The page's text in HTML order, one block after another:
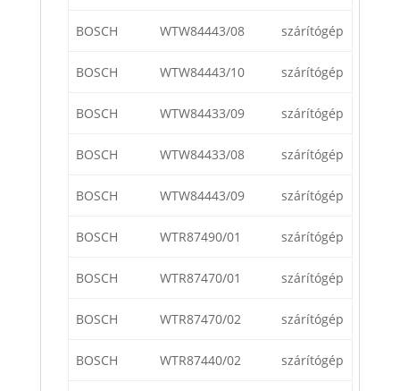
BOSCH WTW84443/08 szárítógép
BOSCH WTW84443/10 szárítógép
BOSCH WTW84433/09 szárítógép
BOSCH WTW84433/08 szárítógép
BOSCH WTW84443/09 szárítógép
BOSCH WTR87490/01 szárítógép
BOSCH WTR87470/01 szárítógép
BOSCH WTR87470/02 szárítógép
BOSCH WTR87440/02 szárítógép